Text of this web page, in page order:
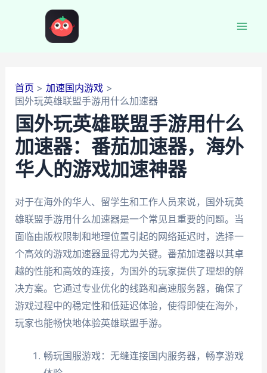
首页
加速国内游戏
国外玩英雄联盟手游用什么加速器
国外玩英雄联盟手游用什么
加速器：番茄加速器，海外
华人的游戏加速神器
对于在海外的华人、留学生和工作人员来说，国外玩英
雄联盟手游用什么加速器是一个常见且重要的问题。当
面临由版权限制和地理位置引起的网络延迟时，选择一
个高效的游戏加速器显得尤为关键。番茄加速器以其卓
越的性能和高效的连接，为国外的玩家提供了理想的解
决方案。它通过专业优化的线路和高速服务器，确保了
游戏过程中的稳定性和低延迟体验，使得即使在海外，
玩家也能畅快地体验英雄联盟手游。
畅玩国服游戏：无缝连接国内服务器，畅享游戏